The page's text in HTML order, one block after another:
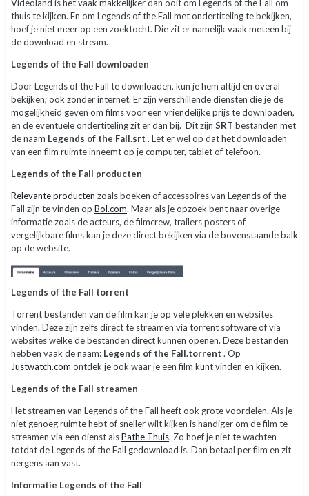
Videoland is het vaak makkelijker dan ooit om Legends of the Fall om
thuis te kijken. En om Legends of the Fall met ondertiteling te bekijken,
hoef je niet meer op een zoektocht. Die zit er namelijk vaak meteen bij
de download en stream.
Legends of the Fall downloaden
Door Legends of the Fall te downloaden, kun je hem altijd en overal
bekijken; ook zonder internet. Er zijn verschillende diensten die je de
mogelijkheid geven om films voor een vriendelijke prijs te downloaden,
en de eventuele ondertiteling zit er dan bij. Dit zijn SRT bestanden met
de naam Legends of the Fall.srt . Let er wel op dat het downloaden
van een film ruimte inneemt op je computer, tablet of telefoon.
Legends of the Fall producten
Relevante producten zoals boeken of accessoires van Legends of the
Fall zijn te vinden op Bol.com. Maar als je opzoek bent naar overige
informatie zoals de acteurs, de filmcrew, trailers posters of
vergelijkbare films kan je deze direct bekijken via de bovenstaande balk
op de website.
Legends of the Fall torrent
Torrent bestanden van de film kan je op vele plekken en websites
vinden. Deze zijn zelfs direct te streamen via torrent software of via
websites welke de bestanden direct kunnen openen. Deze bestanden
hebben vaak de naam: Legends of the Fall.torrent . Op
Justwatch.com ontdek je ook waar je een film kunt vinden en kijken.
Legends of the Fall streamen
Het streamen van Legends of the Fall heeft ook grote voordelen. Als je
niet genoeg ruimte hebt of sneller wilt kijken is handiger om de film te
streamen via een dienst alsPathe Thuis. Zo hoef je niet te wachten
totdat de Legends of the Fall gedownload is. Dan betaal per film en zit
nergens aan vast.
Informatie Legends of the Fall